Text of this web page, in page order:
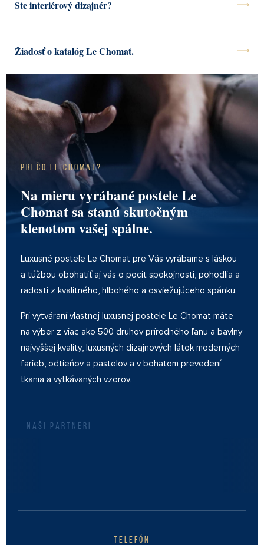
KOLEKCIA
PRESS
KONTAKT
Ste interiérový dizajnér?
Žiadosť o katalóg Le Chomat.
Prečo Le Chomat?
Na mieru vyrábané postele Le
Chomat sa stanú skutočným
klenotom vašej spálne.
Luxusné postele Le Chomat pre Vás vyrábame s láskou
a túžbou obohatiť aj vás o pocit spokojnosti, pohodlia a
radosti z kvalitného, hlbohého a osviežujúceho spánku.
Pri vytváraní vlastnej luxusnej postele Le Chomat máte
na výber z viac ako 500 druhov prírodného ľanu a bavlny
najvyššej kvality, luxusných dizajnových látok moderných
farieb, odtieňov a pastelov a v bohatom prevedení
tkania a vytkávaných vzorov.
NAŠI PARTNERI
TELEFÓN